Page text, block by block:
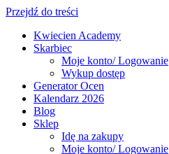
Przejdź do treści
Kwiecien Academy
Skarbiec
Moje konto/ Logowanie
Wykup dostęp
Generator Ocen
Kalendarz 2026
Blog
Sklep
Idę na zakupy
Moje konto/ Logowanie